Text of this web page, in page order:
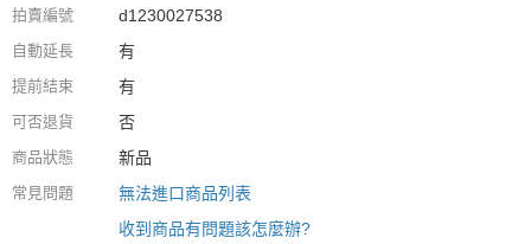
拍賣編號 d1230027538
自動延長 有
提前結束 有
可否退貨 否
商品狀態 新品
常見問題
無法進口商品列表
收到商品有問題該怎麼辦?